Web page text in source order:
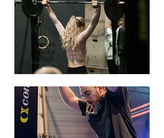
Séances
CrossFit
Tous les jours
Séances